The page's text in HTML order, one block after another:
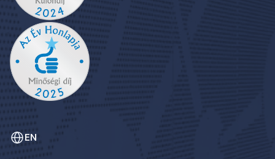
EN